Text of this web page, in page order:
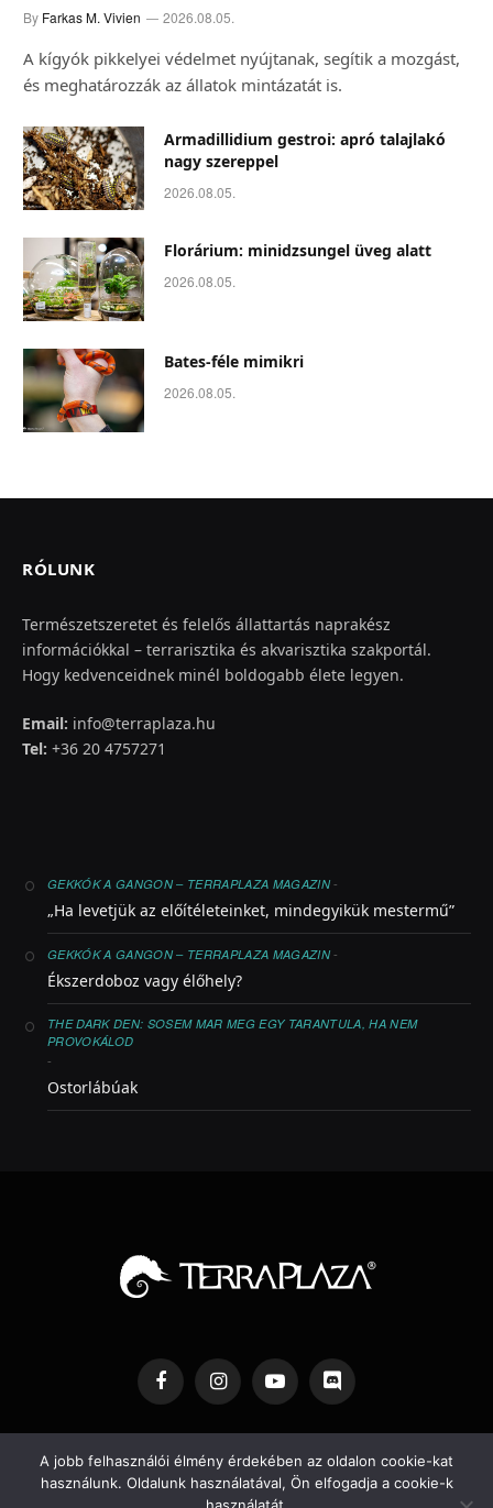
By Farkas M. Vivien 2026.08.05.
A kígyók pikkelyei védelmet nyújtanak, segítik a mozgást,
és meghatározzák az állatok mintázatát is.
Armadillidium gestroi: apró talajlakó
nagy szereppel
2026.08.05.
Florárium: minidzsungel üveg alatt
2026.08.05.
Bates-féle mimikri
2026.08.05.
RÓLUNK
Természetszeretet és felelős állattartás naprakész
információkkal – terrarisztika és akvarisztika szakportál.
Hogy kedvenceidnek minél boldogabb élete legyen.
Email: info@terraplaza.hu
Tel: +36 20 4757271
GEKKÓK A GANGON – TERRAPLAZA MAGAZIN-
„Ha levetjük az előítéleteinket, mindegyikük mestermű”
GEKKÓK A GANGON – TERRAPLAZA MAGAZIN-
Ékszerdoboz vagy élőhely?
THE DARK DEN: SOSEM MAR MEG EGY TARANTULA, HA NEM
PROVOKÁLOD
-
Ostorlábúak
FacebookInstagramYouTubeDiscord
IMPRESSZUM ADATVÉDELEM
SZERKESZTŐSÉG
TERRAPLAZA SHOP
TERRAPLAZA EXPO
A jobb felhasználói élmény érdekében az oldalon cookie-kat
használunk. Oldalunk használatával, Ön elfogadja a cookie-k